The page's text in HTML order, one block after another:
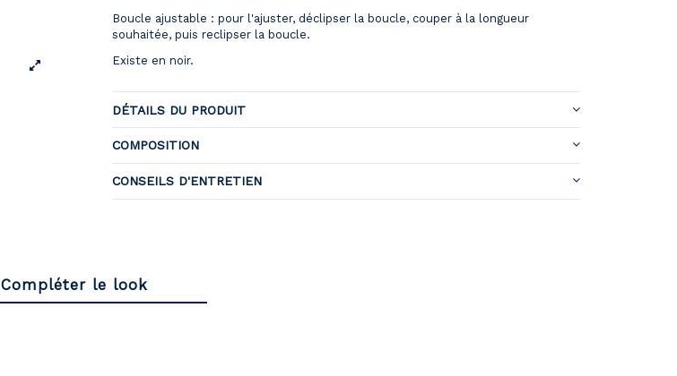
Boucle ajustable : pour l'ajuster, déclipser la boucle, couper à la longueur
souhaitée, puis reclipser la boucle.
Existe en noir.
DÉTAILS DU PRODUIT
COMPOSITION
CONSEILS D'ENTRETIEN
Compléter le look